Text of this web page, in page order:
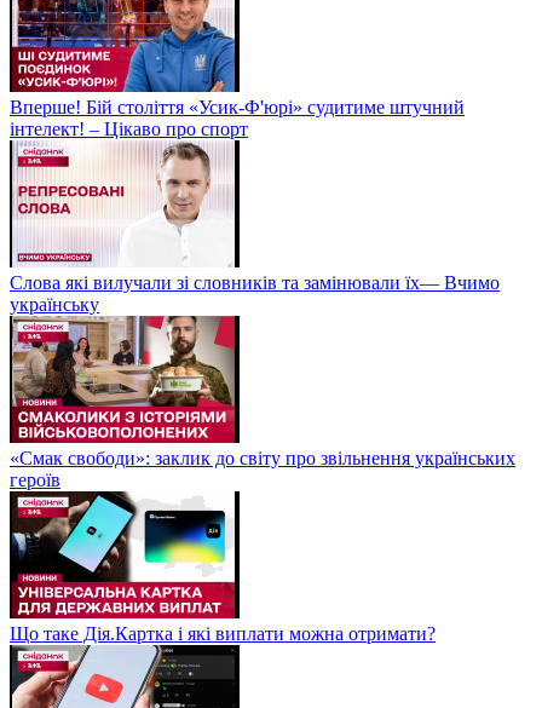
Вперше! Бій століття «Усик-Ф'юрі» судитиме штучний
інтелект! – Цікаво про спорт
Слова які вилучали зі словників та замінювали їх— Вчимо
українську
«Смак свободи»: заклик до світу про звільнення українських
героїв
Що таке Дія.Картка і які виплати можна отримати?